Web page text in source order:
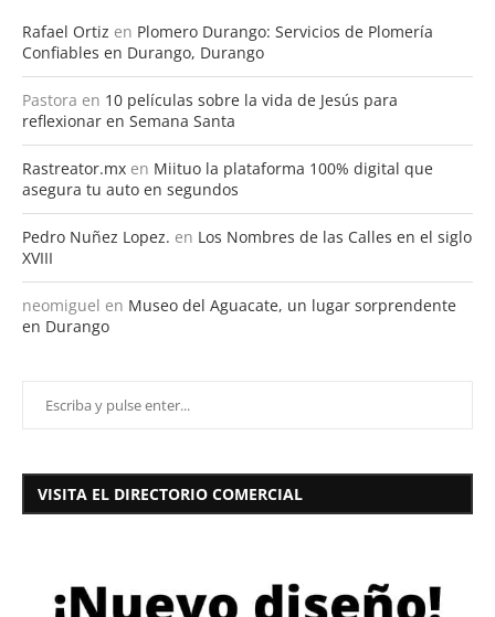
Rafael Ortiz en Plomero Durango: Servicios de Plomería
Confiables en Durango, Durango
Pastora en 10 películas sobre la vida de Jesús para
reflexionar en Semana Santa
Rastreator.mx en Miituo la plataforma 100% digital que
asegura tu auto en segundos
Pedro Nuñez Lopez. en Los Nombres de las Calles en el siglo
XVIII
neomiguel en Museo del Aguacate, un lugar sorprendente
en Durango
VISITA EL DIRECTORIO COMERCIAL